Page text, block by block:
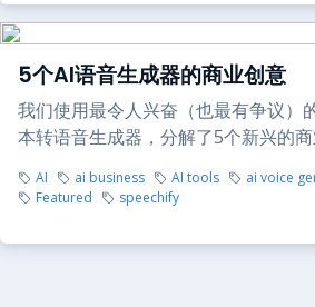
5个AI语音生成器的商业创意
我们使用最令人兴奋（也最有争议）
本转语音生成器，分解了5个新兴的
AI ai business AI tools ai voice
Featured
speechify